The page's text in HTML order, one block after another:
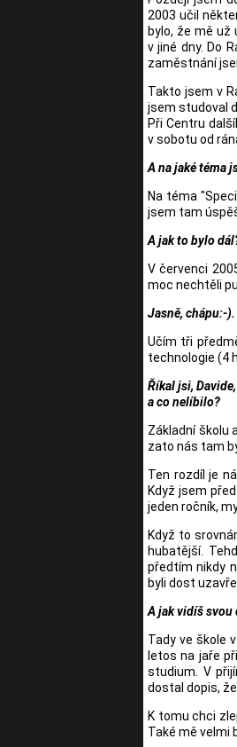
2003 učil
bylo, že mě
v jiné dny. Do
zaměstnání
Takto jsem v
jsem studoval
Při Centru
v sobotu od
A na jaké téma
Na téma
jsem tam
A jak to bylo
V červenci
moc nechtěli
Jasně, chápu:-
Učím tři
technologie (4
Říkal jsi,
a co nelíbilo?
Základní školu
zato nás tam
Ten rozdíl je
Když jsem
jeden ročník,
Když to
hubatější.
předtím nikdy
byli dost
A jak vidíš
Tady ve škole
letos na jaře
studium. V
dostal dopis,
K tomu chci
Také mě velmi